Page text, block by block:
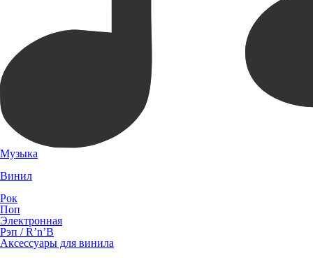
Музыка
Винил
Рок
Поп
Электронная
Рэп / R’n’B
Аксессуары для винила